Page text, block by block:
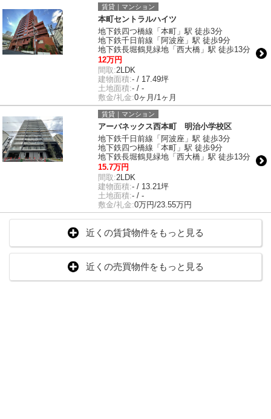
賃貸｜マンション
本町セントラルハイツ
地下鉄四つ橋線「本町」駅 徒歩3分
地下鉄千日前線「阿波座」駅 徒歩9分
地下鉄長堀鶴見緑地「西大橋」駅 徒歩13分
12万円
間取:2LDK
建物面積:- / 17.49坪
土地面積:- / -
敷金/礼金:0ヶ月/1ヶ月
賃貸｜マンション
アーバネックス西本町 明治小学校区
地下鉄千日前線「阿波座」駅 徒歩3分
地下鉄四つ橋線「本町」駅 徒歩9分
地下鉄長堀鶴見緑地「西大橋」駅 徒歩13分
15.7万円
間取:2LDK
建物面積:- / 13.21坪
土地面積:- / -
敷金/礼金:0万円/23.55万円
近くの賃貸物件をもっと見る
近くの売買物件をもっと見る